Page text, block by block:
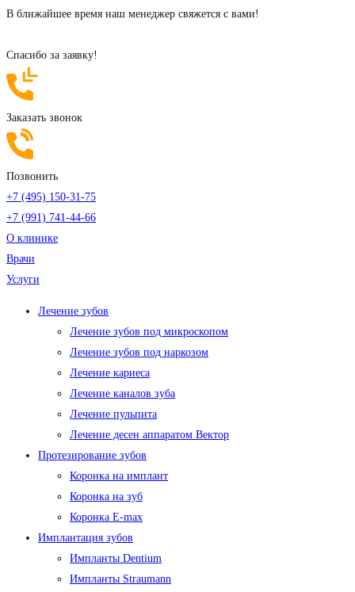
В ближайшее время наш менеджер свяжется с вами!
Cпасибо за заявку!
Заказать звонок
Позвонить
+7 (495) 150-31-75
+7 (991) 741-44-66
О клинике
Врачи
Услуги
Лечение зубов
Лечение зубов под микроскопом
Лечение зубов под наркозом
Лечение кариеса
Лечение каналов зуба
Лечение пульпита
Лечение десен аппаратом Вектор
Протезирование зубов
Коронка на имплант
Коронка на зуб
Коронка E-max
Имплантация зубов
Импланты Dentium
Импланты Straumann